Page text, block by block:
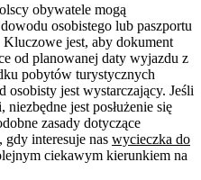
obywatele mogą
osobistego lub paszportu
jest, aby dokument
od planowanej daty wyjazdu z
pobytów turystycznych
osobisty jest wystarczający. Jeśli
jest posłużenie się
zasady dotyczące
interesuje nas wycieczka do
ciekawym kierunkiem na